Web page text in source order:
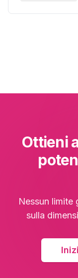
Ottieni
Nessun limite
sulla